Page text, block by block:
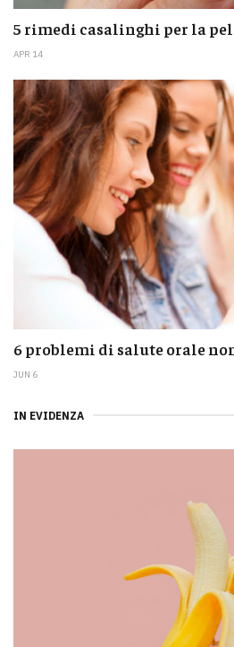
5 rimedi casalinghi per la
APR 14
6 problemi di salute orale
JUN 6
IN EVIDENZA